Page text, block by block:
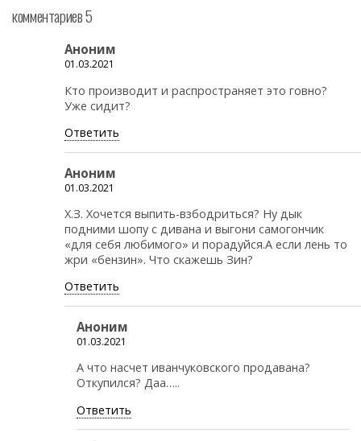
комментариев 5
Аноним
01.03.2021
Кто производит и распространяет это говно?
Уже сидит?
Ответить
Аноним
01.03.2021
Х.З. Хочется выпить-взбодриться? Ну дык
подними шопу с дивана и выгони самогончик
«для себя любимого» и порадуйся.А если лень то
жри «бензин». Что скажешь Зин?
Ответить
Аноним
01.03.2021
А что насчет иванчуковского продавана?
Откупился? Даа…..
Ответить